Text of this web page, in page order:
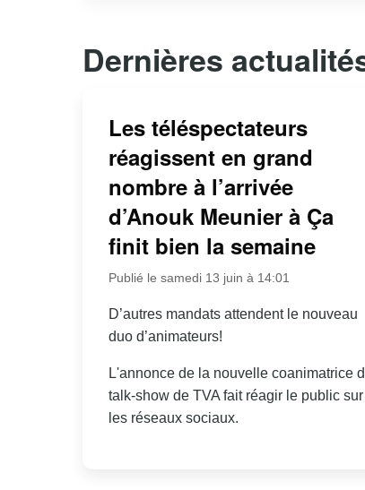
Dernières
Les téléspectateurs
réagissent en grand
nombre à l’arrivée
d’Anouk Meunier à Ça
finit bien la semaine
Publié le samedi 13 juin à 14:01
D’autres mandats attendent le nouveau
duo d’animateurs!
L'annonce de la nouvelle coanimatrice
talk-show de TVA fait réagir le public sur
les réseaux sociaux.